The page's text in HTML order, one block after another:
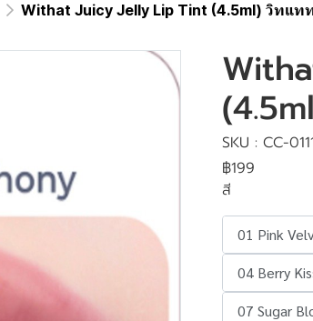
Withat Juicy Jelly Lip Tint (4.5ml) วิทแท
SKU : CC-
฿199
สี
01 Pink
04 Berry
07 Sugar